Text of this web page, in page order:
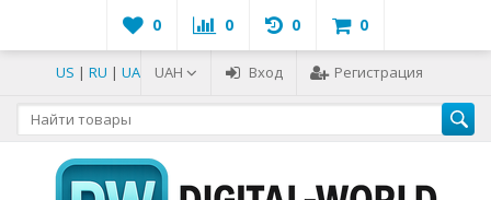
0 0 0 0
US | RU | UA UAH Вход Регистрация